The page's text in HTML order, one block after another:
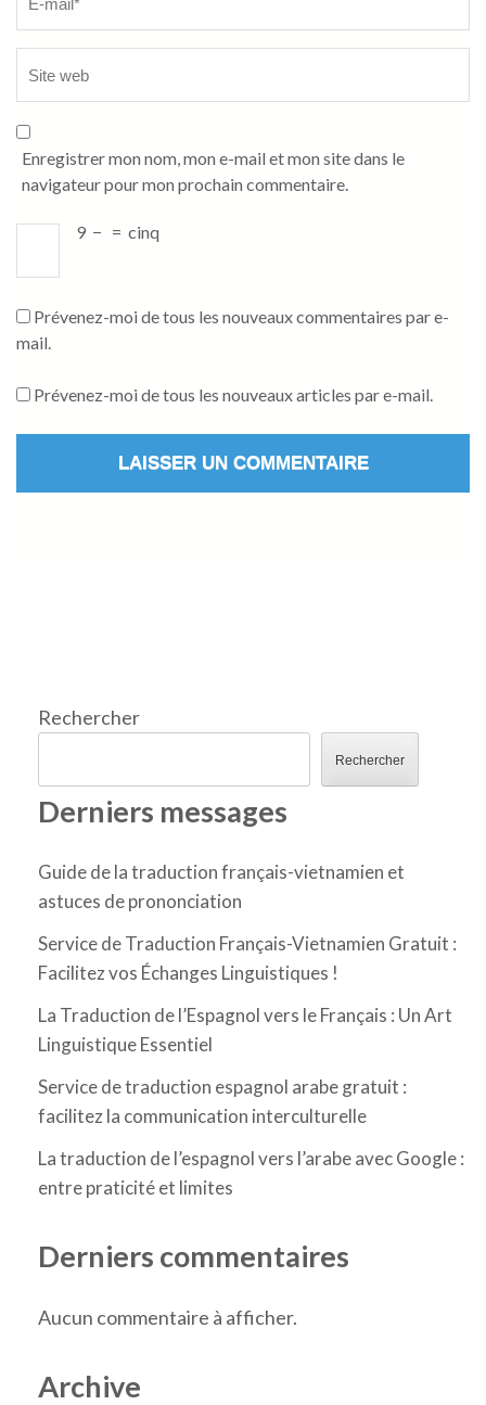
Enregistrer mon nom, mon e-mail et mon site dans le
navigateur pour mon prochain commentaire.
9 − = cinq
Prévenez-moi de tous les nouveaux commentaires par e-
mail.
Prévenez-moi de tous les nouveaux articles par e-mail.
Rechercher
Rechercher
Derniers messages
Guide de la traduction français-vietnamien et
astuces de prononciation
Service de Traduction Français-Vietnamien Gratuit :
Facilitez vos Échanges Linguistiques !
La Traduction de l’Espagnol vers le Français : Un Art
Linguistique Essentiel
Service de traduction espagnol arabe gratuit :
facilitez la communication interculturelle
La traduction de l’espagnol vers l’arabe avec Google :
entre praticité et limites
Derniers commentaires
Aucun commentaire à afficher.
Archive